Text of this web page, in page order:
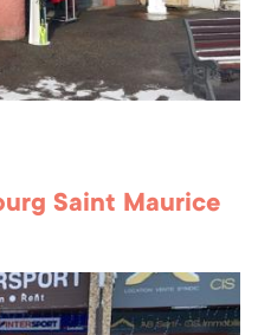
Saint Maurice